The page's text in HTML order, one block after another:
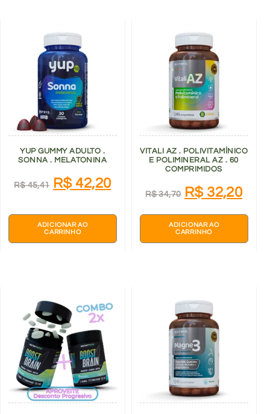
YUP GUMMY ADULTO .
SONNA . MELATONINA
R$45,41 R$42,20
ADICIONAR AO
CARRINHO
VITALI AZ . POLIVITAMÍNICO
E POLIMINERAL AZ . 60
COMPRIMIDOS
R$34,70 R$32,20
ADICIONAR AO
CARRINHO